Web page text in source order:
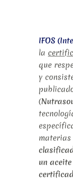
IFOS
la
que
y
(
un